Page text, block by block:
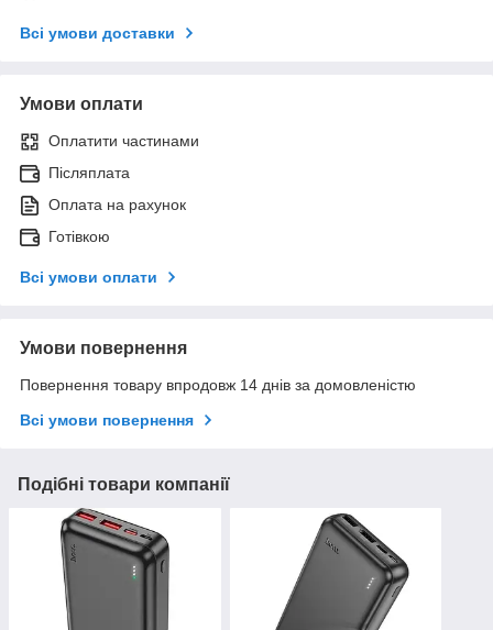
Всі умови доставки
Умови оплати
Оплатити частинами
Післяплата
Оплата на рахунок
Готівкою
Всі умови оплати
Умови повернення
Повернення товару впродовж 14 днів за домовленістю
Всі умови повернення
Подібні товари компанії